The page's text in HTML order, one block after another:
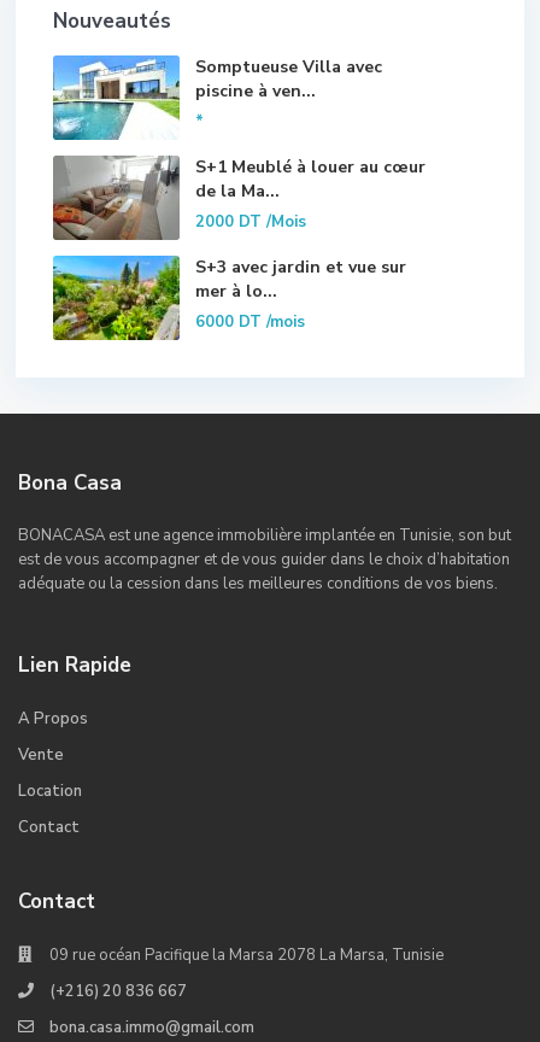
Nouveautés
Somptueuse Villa avec
piscine à ven...
*
S+1 Meublé à louer au cœur
de la Ma...
2000 DT/Mois
S+3 avec jardin et vue sur
mer à lo...
6000 DT/mois
Bona Casa
BONACASA est une agence immobilière implantée en Tunisie, son but
est de vous accompagner et de vous guider dans le choix d’habitation
adéquate ou la cession dans les meilleures conditions de vos biens.
Lien Rapide
A Propos
Vente
Location
Contact
Contact
09 rue océan Pacifique la Marsa 2078 La Marsa, Tunisie
(+216) 20 836 667
bona.casa.immo@gmail.com